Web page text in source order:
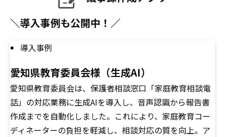
＼導入事例も公開中！／
導入事例
愛知県教育委員会様（生成AI）
愛知県教育委員会は、保護者相談窓口「家庭教育相談電
話」の対応業務に生成AIを導入し、音声認識から報告書
作成までを自動化しました。これにより、家庭教育コー
ディネーターの負担を軽減し、相談対応の質を向上。ア